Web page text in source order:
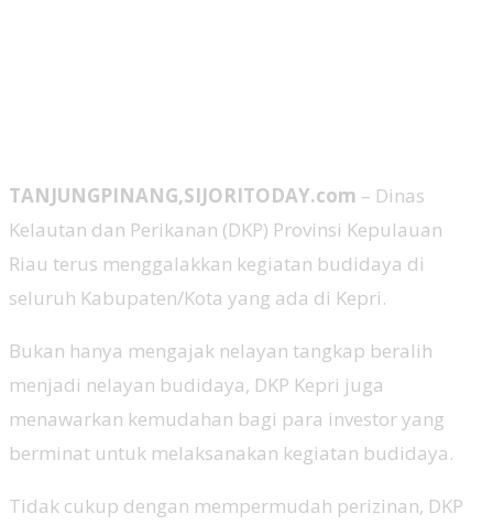
TANJUNGPINANG,SIJORITODAY.com – Dinas
Kelautan dan Perikanan (DKP) Provinsi Kepulauan
Riau terus menggalakkan kegiatan budidaya di
seluruh Kabupaten/Kota yang ada di Kepri.
Bukan hanya mengajak nelayan tangkap beralih
menjadi nelayan budidaya, DKP Kepri juga
menawarkan kemudahan bagi para investor yang
berminat untuk melaksanakan kegiatan budidaya.
Tidak cukup dengan mempermudah perizinan, DKP